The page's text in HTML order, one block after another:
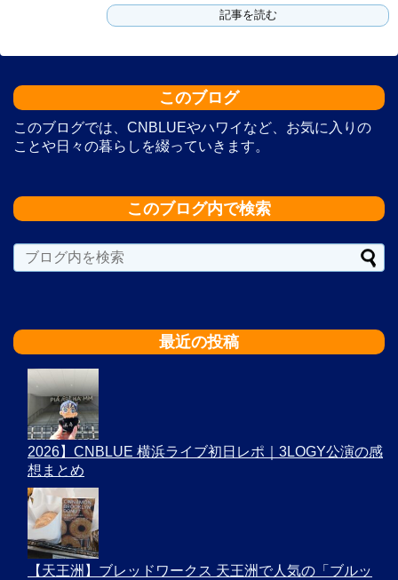
記事を読む
このブログ
このブログでは、CNBLUEやハワイなど、お気に入りの
ことや日々の暮らしを綴っていきます。
このブログ内で検索
最近の投稿
2026】CNBLUE 横浜ライブ初日レポ｜3LOGY公演の感
想まとめ
【天王洲】ブレッドワークス 天王洲で人気の「ブルッ